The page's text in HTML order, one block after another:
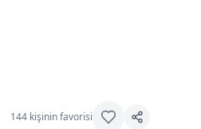
144 kişinin favorisi